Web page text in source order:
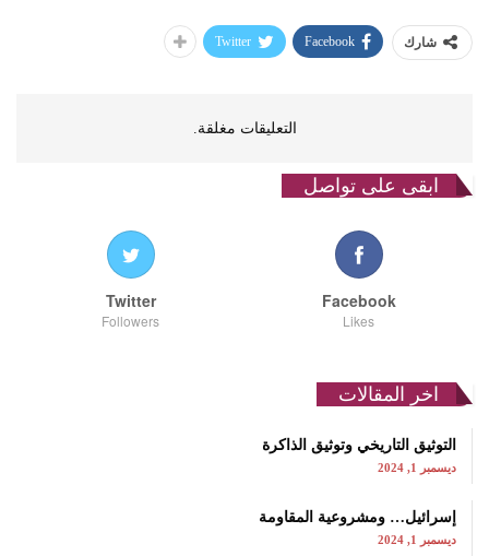
شارك Facebook
Twitter
التعليقات مغلقة.
ابقى على تواصل
Facebook
Likes
Twitter
Followers
اخر المقالات
التوثيق التاريخي وتوثيق الذاكرة
ديسمبر 1, 2024
إسرائيل… ومشروعية المقاومة
ديسمبر 1, 2024